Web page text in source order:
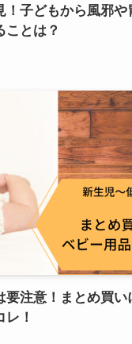
！子どもから風邪
ことは？
要注意！まとめ買い
！